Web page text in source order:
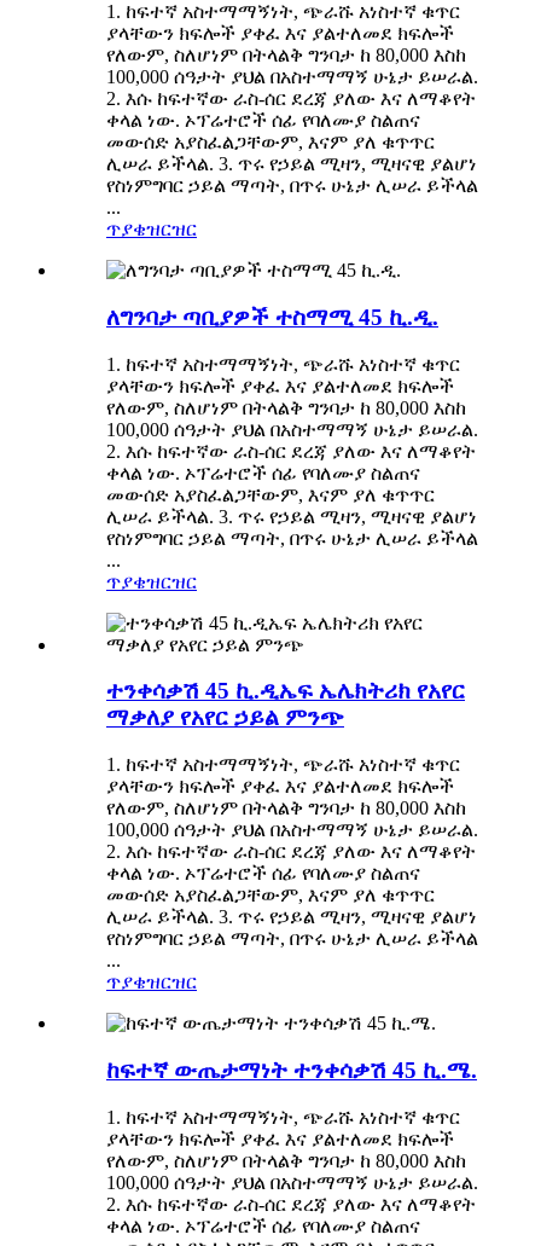
1. ከፍተኛ አስተማማኝነት, ጭራሹ አነስተኛ ቁጥር
ያላቸውን ክፍሎች ያቀፈ እና ያልተለመደ ክፍሎች
የለውም, ስለሆነም በትላልቅ ግንባታ ከ 80,000 እስከ
100,000 ሰዓታት ያህል በአስተማማኝ ሁኔታ ይሠራል.
2. እሱ ከፍተኛው ራስ-ሰር ደረጃ ያለው እና ለማቆየት
ቀላል ነው. ኦፕሬተሮች ሰፊ የባለሙያ ስልጠና
መውሰድ አያስፈልጋቸውም, እናም ያለ ቁጥጥር
ሊሠራ ይችላል. 3. ጥሩ የኃይል ሚዛን, ሚዛናዊ ያልሆነ
የስነምግባር ኃይል ማጣት, በጥሩ ሁኔታ ሊሠራ ይችላል
...
ጥያቄዝርዝር
ለግንባታ ጣቢያዎች ተስማሚ 45 ኪ.ዲ.
1. ከፍተኛ አስተማማኝነት, ጭራሹ አነስተኛ ቁጥር
ያላቸውን ክፍሎች ያቀፈ እና ያልተለመደ ክፍሎች
የለውም, ስለሆነም በትላልቅ ግንባታ ከ 80,000 እስከ
100,000 ሰዓታት ያህል በአስተማማኝ ሁኔታ ይሠራል.
2. እሱ ከፍተኛው ራስ-ሰር ደረጃ ያለው እና ለማቆየት
ቀላል ነው. ኦፕሬተሮች ሰፊ የባለሙያ ስልጠና
መውሰድ አያስፈልጋቸውም, እናም ያለ ቁጥጥር
ሊሠራ ይችላል. 3. ጥሩ የኃይል ሚዛን, ሚዛናዊ ያልሆነ
የስነምግባር ኃይል ማጣት, በጥሩ ሁኔታ ሊሠራ ይችላል
...
ጥያቄዝርዝር
ተንቀሳቃሽ 45 ኪ.ዲኤፍ ኤሌክትሪክ የአየር
ማቃለያ የአየር ኃይል ምንጭ
1. ከፍተኛ አስተማማኝነት, ጭራሹ አነስተኛ ቁጥር
ያላቸውን ክፍሎች ያቀፈ እና ያልተለመደ ክፍሎች
የለውም, ስለሆነም በትላልቅ ግንባታ ከ 80,000 እስከ
100,000 ሰዓታት ያህል በአስተማማኝ ሁኔታ ይሠራል.
2. እሱ ከፍተኛው ራስ-ሰር ደረጃ ያለው እና ለማቆየት
ቀላል ነው. ኦፕሬተሮች ሰፊ የባለሙያ ስልጠና
መውሰድ አያስፈልጋቸውም, እናም ያለ ቁጥጥር
ሊሠራ ይችላል. 3. ጥሩ የኃይል ሚዛን, ሚዛናዊ ያልሆነ
የስነምግባር ኃይል ማጣት, በጥሩ ሁኔታ ሊሠራ ይችላል
...
ጥያቄዝርዝር
ከፍተኛ ውጤታማነት ተንቀሳቃሽ 45 ኪ.ሜ.
1. ከፍተኛ አስተማማኝነት, ጭራሹ አነስተኛ ቁጥር
ያላቸውን ክፍሎች ያቀፈ እና ያልተለመደ ክፍሎች
የለውም, ስለሆነም በትላልቅ ግንባታ ከ 80,000 እስከ
100,000 ሰዓታት ያህል በአስተማማኝ ሁኔታ ይሠራል.
2. እሱ ከፍተኛው ራስ-ሰር ደረጃ ያለው እና ለማቆየት
ቀላል ነው. ኦፕሬተሮች ሰፊ የባለሙያ ስልጠና